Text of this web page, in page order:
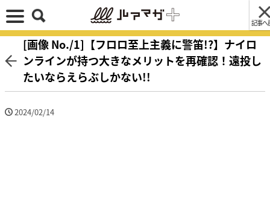
記事へ
[画像 No./1]【フロロ至上主義に警笛!?】ナイロ
ンラインが持つ大きなメリットを再確認！遠投し
たいならえらぶしかない!!
2024/02/14